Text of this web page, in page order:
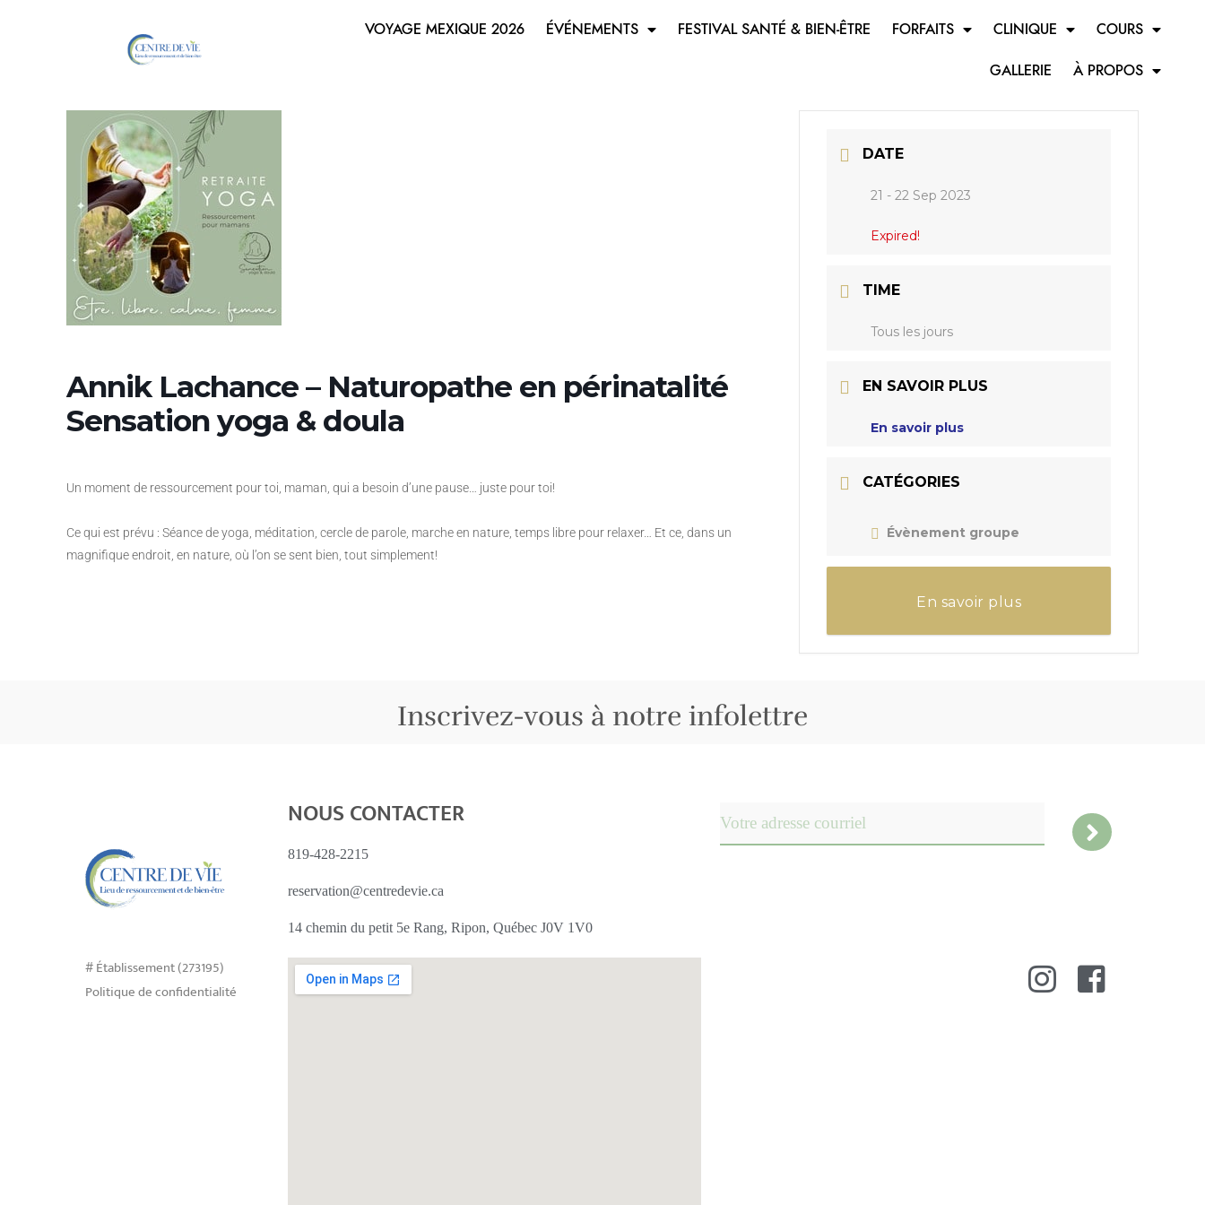
VOYAGE MEXIQUE 2026 ÉVÉNEMENTS FESTIVAL SANTÉ & BIEN-ÊTRE FORFAITS CLINIQUE COURS
GALLERIE À PROPOS
Annik Lachance – Naturopathe en périnatalité
Sensation yoga & doula
Un moment de ressourcement pour toi, maman, qui a besoin d’une pause… juste pour toi!
Ce qui est prévu : Séance de yoga, méditation, cercle de parole, marche en nature, temps libre pour relaxer… Et ce, dans un
magnifique endroit, en nature, où l’on se sent bien, tout simplement!
DATE
21 - 22 Sep 2023
Expired!
TIME
Tous les jours
EN SAVOIR PLUS
En savoir plus
CATÉGORIES
Évènement groupe
En savoir plus
Inscrivez-vous à notre infolettre
# Établissement (273195)
Politique de confidentialité
NOUS CONTACTER
819-428-2215
reservation@centredevie.ca
14 chemin du petit 5e Rang, Ripon, Québec J0V 1V0